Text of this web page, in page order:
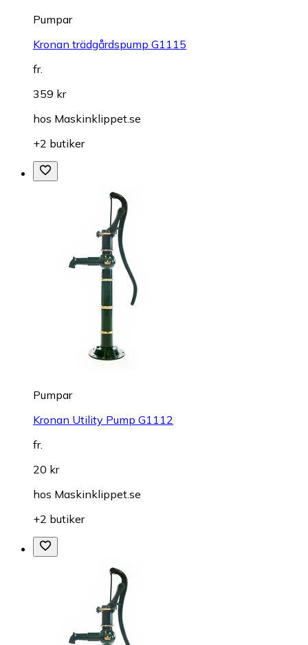
Pumpar
Kronan trädgårdspump G1115
fr.
359 kr
hos Maskinklippet.se
+2 butiker
Pumpar
Kronan Utility Pump G1112
fr.
20 kr
hos Maskinklippet.se
+2 butiker